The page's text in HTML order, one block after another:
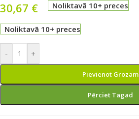
30,67 € Noliktavā 10+ preces
Noliktavā 10+ preces
- +
Pievienot Grozam
Pērciet Tagad